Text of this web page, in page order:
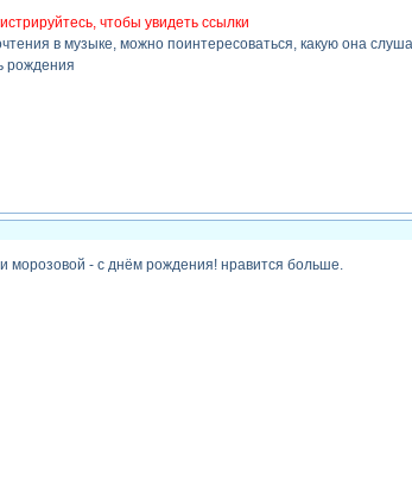
чтобы увидеть ссылки
в музыке, можно поинтересоваться, какую она
рождения
морозовой - с днём рождения! нравится больше.